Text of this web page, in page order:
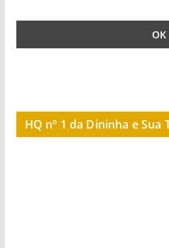
HQ nº 1 da Dininha e Sua